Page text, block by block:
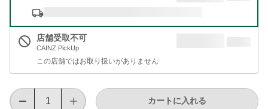
店舗受取不可
CAINZ PickUp
この店舗ではお取り扱いがありません
カートに入れる